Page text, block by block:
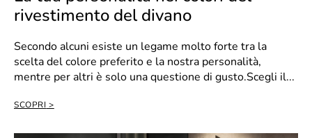
rivestimento del divano
Secondo alcuni esiste un legame molto forte tra la
scelta del colore preferito e la nostra personalità,
mentre per altri è solo una questione di gusto.Scegli il...
SCOPRI